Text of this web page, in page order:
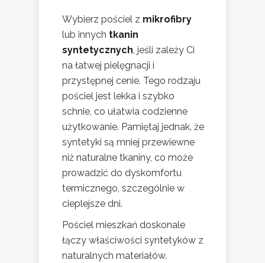
Wybierz pościel z mikrofibry
lub innych tkanin
syntetycznych, jeśli zależy Ci
na łatwej pielęgnacji i
przystępnej cenie. Tego rodzaju
pościel jest lekka i szybko
schnie, co ułatwia codzienne
użytkowanie. Pamiętaj jednak, że
syntetyki są mniej przewiewne
niż naturalne tkaniny, co może
prowadzić do dyskomfortu
termicznego, szczególnie w
cieplejsze dni.
Pościel mieszkań doskonale
łączy właściwości syntetyków z
naturalnych materiałów.